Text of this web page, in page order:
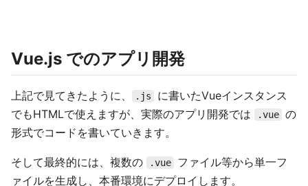
Vue.js でのアプリ開発
上記で見てきたように、 .js
に書いたVueインスタンス
でもHTMLで使えますが、実際のアプリ開発では
.vue の
形式でコードを書いていきます。
そして最終的には、複数の .vue
ファイル等から単一フ
ァイルを生成し、本番環境にデプロイします。